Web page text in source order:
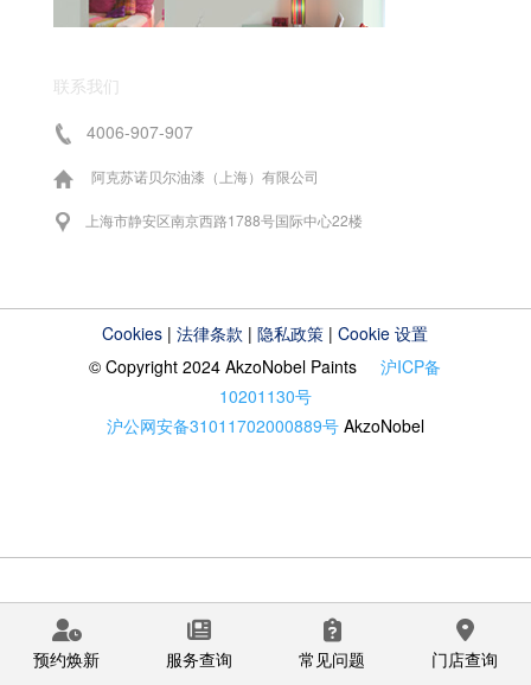
联系我们
4006-907-907
阿克苏诺贝尔油漆（上海）有限公司
上海市静安区南京西路1788号国际中心22楼
Cookies |法律条款 |隐私政策 |Cookie 设置
© Copyright 2024 AkzoNobel Paints沪ICP备
10201130号
沪公网安备31011702000889号 AkzoNobel
预约焕新 服务查询 常见问题 门店查询